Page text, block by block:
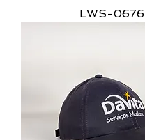
LWS-0676